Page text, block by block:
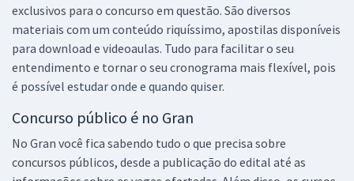
exclusivos para o concurso em questão. São diversos
materiais com um conteúdo riquíssimo, apostilas disponíveis
para download e videoaulas. Tudo para facilitar o seu
entendimento e tornar o seu cronograma mais flexível, pois
é possível estudar onde e quando quiser.
Concurso público é no Gran
No Gran você fica sabendo tudo o que precisa sobre
concursos públicos, desde a publicação do edital até as